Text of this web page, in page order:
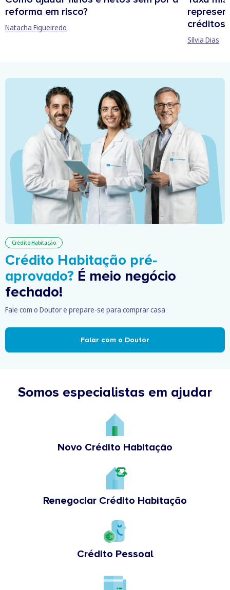
reforma em risco?
Natacha Figueiredo
créditos
Sílvia Dias
Crédito Habitação
Crédito Habitação pré-
aprovado? É meio negócio
fechado!
Fale com o Doutor e prepare-se para comprar casa
Falar com o Doutor
Somos especialistas em ajudar
Novo Crédito Habitação
Renegociar Crédito Habitação
Crédito Pessoal